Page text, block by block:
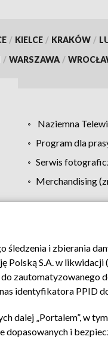
/ KIELCE / KRAKÓW /
/ WARSZAWA /
Naziemna
Program dla
Serwis
Merchandising
Biuro reklamy
i zbierania
S.A. w likwidacji
zautomatyzowanego
identyfikatora PPID
dalej „Portalem”, w
i